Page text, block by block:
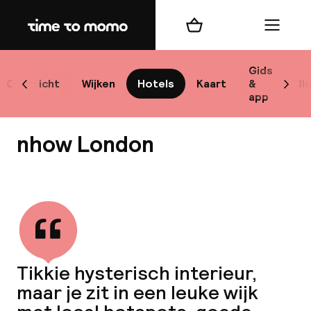
Home
Overzicht Wijken Hotels Kaart
Gids
&
app
Scroll naar links
Winkelmand Menu
nhow London
Tikkie hysterisch interieur,
maar je zit in een leuke wijk